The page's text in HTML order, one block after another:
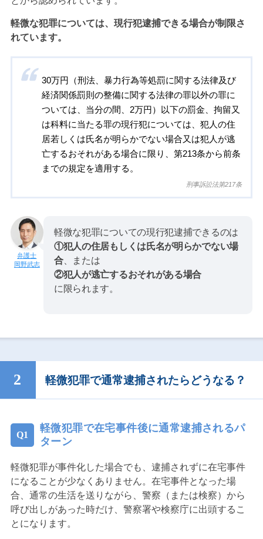
軽微な犯罪については、現行犯逮捕できる場合が制限さ
れています。
30万円（刑法、暴力行為等処罰に関する法律及び
経済関係罰則の整備に関する法律の罪以外の罪に
ついては、当分の間、2万円）以下の罰金、拘留又
は科料に当たる罪の現行犯については、犯人の住
居若しくは氏名が明らかでない場合又は犯人が逃
亡するおそれがある場合に限り、第213条から前条
までの規定を適用する。
刑事訴訟法第217条
岡野武志
軽微な犯罪についての現行犯逮捕できるのは
①犯人の住居もしくは氏名が明らかでない場
合、または
②犯人が逃亡するおそれがある場合
に限られます。
軽微犯罪で通常逮捕されたらどうなる？
軽微犯罪で在宅事件後に通常逮捕されるパ
ターン
軽微犯罪が事件化した場合でも、逮捕されずに在宅事件
になることが少なくありません。在宅事件となった場
合、通常の生活を送りながら、警察（または検察）から
呼び出しがあった時だけ、警察署や検察庁に出頭するこ
とになります。